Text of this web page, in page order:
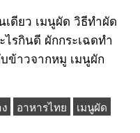
ดียว เมนูผัด วิธีทำผัด
รกินดี ผักกระเฉดทำ
ข้าวจากหมู เมนูผัก
อาหารไทย
เมนูผัด